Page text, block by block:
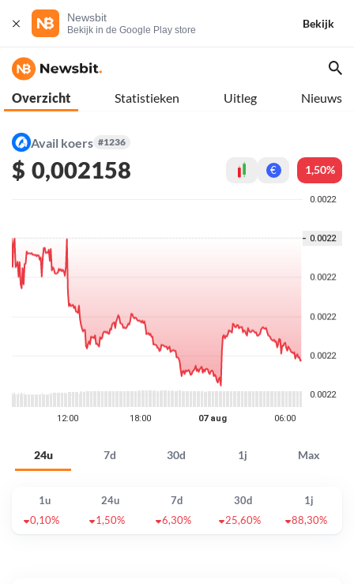
Newsbit
Bekijk in de Google Play store
Bekijk
Overzicht Statistieken Uitleg Nieuws
Avail koers #1236
$ 0,002158 € 1,50%
24u 7d 30d 1j Max
1u 24u 7d 30d
1j
0,10%
1,50% 6,30% 25,60% 88,30%